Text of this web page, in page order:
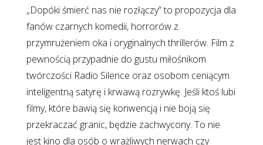
„Dopóki śmierć nas nie rozłączy” to propozycja dla
fanów czarnych komedii, horrorów z
przymrużeniem oka i oryginalnych thrillerów. Film z
pewnością przypadnie do gustu miłośnikom
twórczości Radio Silence oraz osobom ceniącym
inteligentną satyrę i krwawą rozrywkę. Jeśli ktoś lubi
filmy, które bawią się konwencją i nie boją się
przekraczać granic, będzie zachwycony. To nie
jest kino dla osób o wrażliwych nerwach czy